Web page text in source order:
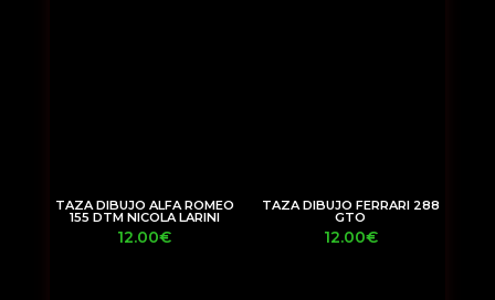
TAZA DIBUJO ALFA ROMEO
155 DTM NICOLA LARINI
12.00€
TAZA DIBUJO FERRARI 288
GTO
12.00€